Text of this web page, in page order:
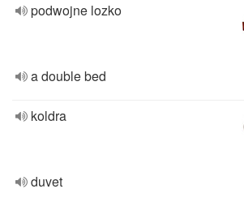
podwojne lozko
a double bed
koldra
duvet